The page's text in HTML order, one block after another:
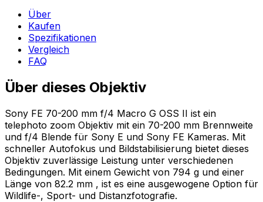
Über
Kaufen
Spezifikationen
Vergleich
FAQ
Über dieses Objektiv
Sony FE 70-200 mm f/4 Macro G OSS II ist ein
telephoto zoom Objektiv mit ein 70-200 mm Brennweite
und f/4 Blende für Sony E und Sony FE Kameras. Mit
schneller Autofokus und Bildstabilisierung bietet dieses
Objektiv zuverlässige Leistung unter verschiedenen
Bedingungen. Mit einem Gewicht von 794 g und einer
Länge von 82.2 mm , ist es eine ausgewogene Option für
Wildlife-, Sport- und Distanzfotografie.